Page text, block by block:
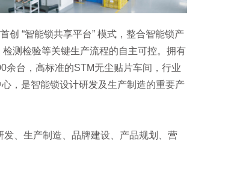
创 “智能锁共享平台” 模式，整合智能锁产
测检验等关键生产流程的自主可控。拥有
余台，高标准的STM无尘贴片车间，行业
，是智能锁设计研发及生产制造的重要产
、生产制造、品牌建设、产品规划、营